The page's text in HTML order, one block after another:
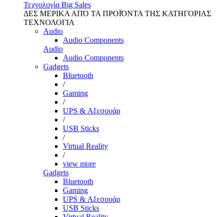
Τεχνολογία Big Sales
ΔΕΣ ΜΕΡΙΚΑ ΑΠΌ ΤΑ ΠΡΟΪΌΝΤΑ ΤΗΣ ΚΑΤΗΓΟΡΙΑΣ
ΤΕΧΝΟΛΟΓΙΑ
Audio
Audio Components
Audio
Audio Components
Gadgets
Bluetooth
/
Gaming
/
UPS & Αξεσουάρ
/
USB Sticks
/
Virtual Reality
/
view more
Gadgets
Bluetooth
Gaming
UPS & Αξεσουάρ
USB Sticks